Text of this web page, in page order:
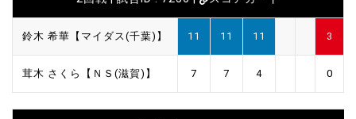
鈴木 希華【マイダス(千葉)】 11 11 11 3
茸木 さくら【ＮＳ(滋賀)】 7 7 4 0